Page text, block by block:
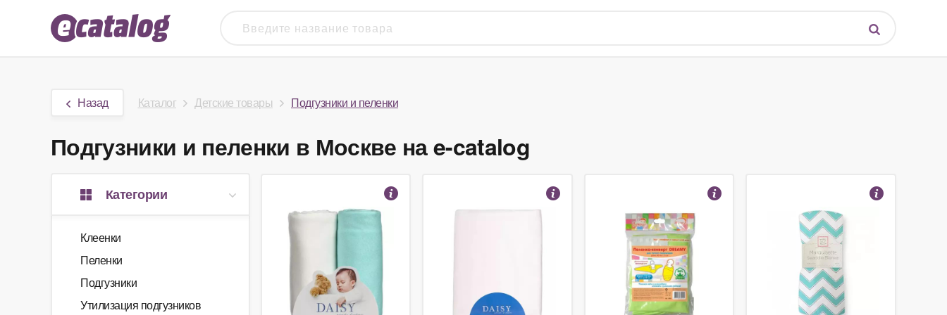
Назад Каталог Детские товары Подгузники и пеленки
Подгузники и пеленки в Москве на e-catalog
Категории
Клеенки
Пеленки
Подгузники
Утилизация подгузников